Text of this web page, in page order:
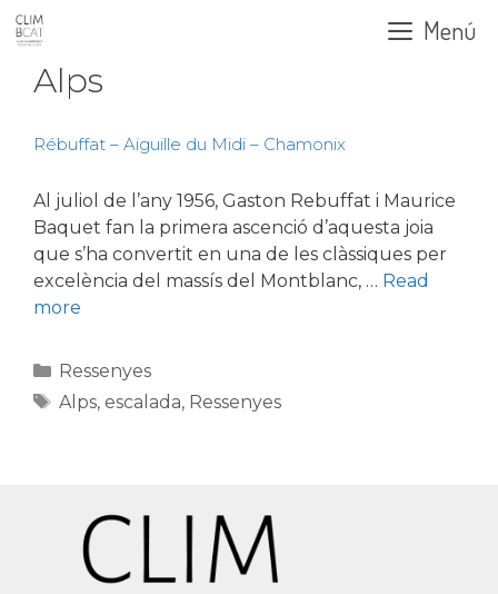
Vés
contingut
Menú
Alps
Rébuffat – Aiguille du Midi – Chamonix
Al juliol de l’any 1956, Gaston Rebuffat i Maurice
Baquet fan la primera ascenció d’aquesta joia
que s’ha convertit en una de les clàssiques per
excelència del massís del Montblanc, … Read
more
Categories
Ressenyes
Etiquetes
Alps, escalada, Ressenyes